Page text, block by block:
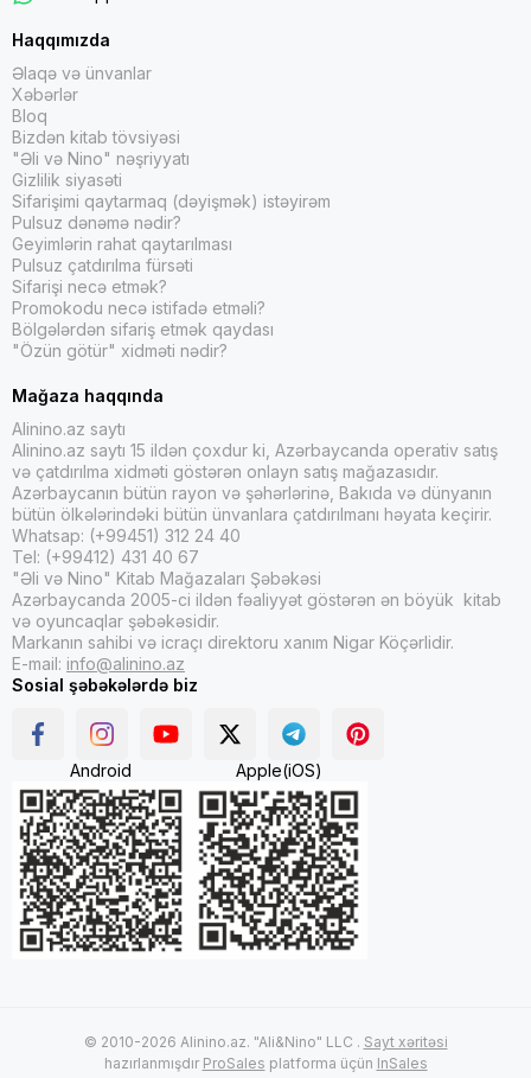
Haqqımızda
Əlaqə və ünvanlar
Xəbərlər
Bloq
Bizdən kitab tövsiyəsi
"Əli və Nino" nəşriyyatı
Gizlilik siyasəti
Sifarişimi qaytarmaq (dəyişmək) istəyirəm
Pulsuz dənəmə nədir?
Geyimlərin rahat qaytarılması
Pulsuz çatdırılma fürsəti
Sifarişi necə etmək?
Promokodu necə istifadə etməli?
Bölgələrdən sifariş etmək qaydası
"Özün götür" xidməti nədir?
Mağaza haqqında
Alinino.az saytı
Alinino.az saytı 15 ildən çoxdur ki, Azərbaycanda operativ satış
və çatdırılma xidməti göstərən onlayn satış mağazasıdır.
Azərbaycanın bütün rayon və şəhərlərinə, Bakıda və dünyanın
bütün ölkələrindəki bütün ünvanlara çatdırılmanı həyata keçirir.
Whatsap: (+99451) 312 24 40
Tel: (+99412) 431 40 67
"Əli və Nino" Kitab Mağazaları Şəbəkəsi
Azərbaycanda 2005-ci ildən fəaliyyət göstərən ən böyük kitab
və oyuncaqlar şəbəkəsidir.
Markanın sahibi və icraçı direktoru xanım Nigar Köçərlidir.
E-mail: info@alinino.az
Sosial şəbəkələrdə biz
Android Apple(iOS)
© 2010-2026 Alinino.az. "Ali&Nino" LLC . Sayt xəritəsi
hazırlanmışdır ProSales platforma üçün InSales